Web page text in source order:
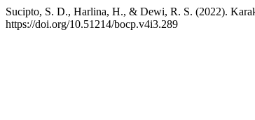
Sucipto, S. D., Harlina, H., & Dewi, R. S. (2022).
https://doi.org/10.51214/bocp.v4i3.289